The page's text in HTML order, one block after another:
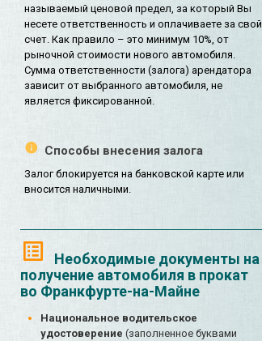
называемый ценовой предел, за который Вы
несете ответственность и оплачиваете за свой
счет. Как правило – это минимум 10%, от
рыночной стоимости нового автомобиля.
Сумма ответственности (залога) арендатора
зависит от выбранного автомобиля, не
является фиксированной.
Способы внесения залога
Залог блокируется на банковской карте или
вносится наличными.
Необходимые документы на
получение автомобиля в прокат
во Франкфурте-на-Майне
Национальное водительское
удостоверение (заполненное буквами